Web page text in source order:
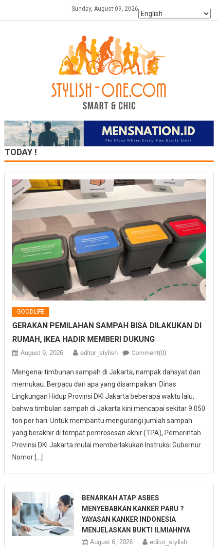
Sunday, August 09, 2026
TODAY !
GOODLIFE
GERAKAN PEMILAHAN SAMPAH BISA DILAKUKAN DI
RUMAH, IKEA HADIR MEMBERI DUKUNG
August 9, 2026 editor_stylish Comment(0)
Mengenai timbunan sampah di Jakarta, nampak dahsyat dan
memukau. Berpacu dari apa yang disampaikan Dinas
Lingkungan Hidup Provinsi DKI Jakarta beberapa waktu lalu,
bahwa timbulan sampah di Jakarta kini mencapai sekitar 9.050
ton per hari. Untuk membantu mengurangi jumlah sampah
yang berakhir di tempat pemrosesan akhir (TPA), Pemerintah
Provinsi DKI Jakarta mulai memberlakukan Instruksi Gubernur
Nomor […]
BENARKAH ATAP ASBES
MENYEBABKAN KANKER PARU ?
YAYASAN KANKER INDONESIA
MENJELASKAN BUKTI ILMIAHNYA
August 6, 2026 editor_stylish